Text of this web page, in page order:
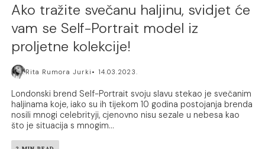
Ako tražite svečanu haljinu, svidjet će
vam se Self-Portrait model iz
proljetne kolekcije!
Rita Rumora Jurki 14.03.2023.
Londonski brend Self-Portrait svoju slavu stekao je svečanim
haljinama koje, iako su ih tijekom 10 godina postojanja brenda
nosili mnogi celebrityji, cjenovno nisu sezale u nebesa kao
što je situacija s mnogim...